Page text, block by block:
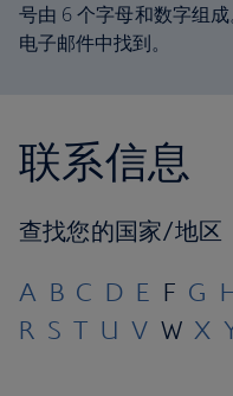
号由 6 个字母和数字组
电子邮件中找到。
联系信息
查找您的国家/地区
A B C D E F G
R S T U V WX